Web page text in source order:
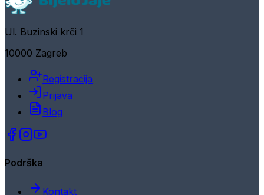
Ul. Buzinski krči 1
10000 Zagreb
Registracija
Prijava
Blog
Podrška
Kontakt